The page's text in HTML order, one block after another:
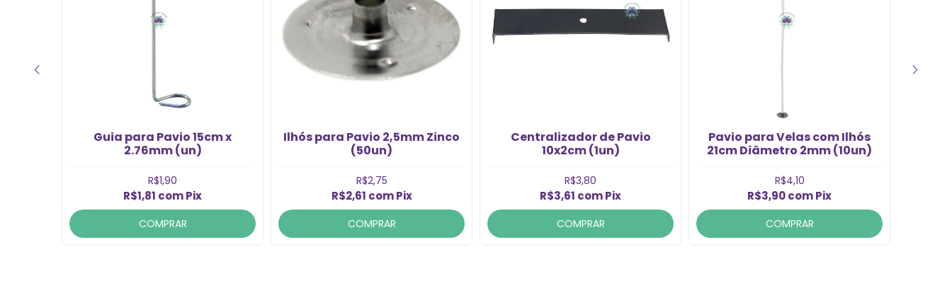
Guia para Pavio 15cm x
2.76mm (un)
R$1,90
R$1,81 comPix
COMPRAR
Ilhós para Pavio 2,5mm Zinco
(50un)
R$2,75
R$2,61 com Pix
COMPRAR
Centralizador de Pavio
10x2cm (1un)
R$3,80
R$3,61 comPix
COMPRAR
Pavio para Velas com Ilhós
21cm Diâmetro 2mm (10un)
R$4,10
R$3,90comPix
COMPRAR